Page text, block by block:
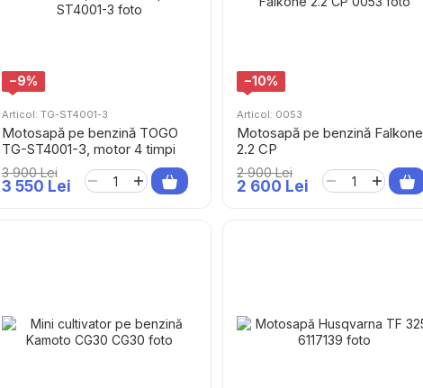
−9%
Articol: TG-ST4001-3
Motosapă pe benzină TOGO
TG-ST4001-3, motor 4 timpi
3 900 Lei
3 550 Lei
−10%
Articol: 0053
Motosapă pe benzină Falkone
2.2 CP
2 900 Lei
2 600 Lei